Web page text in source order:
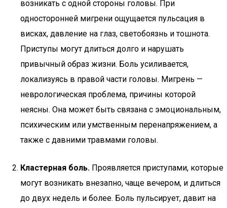
возникать с одной стороны головы. При
односторонней мигрени ощущается пульсация в
висках, давление на глаз, светобоязнь и тошнота.
Приступы могут длиться долго и нарушать
привычный образ жизни. Боль усиливается,
локализуясь в правой части головы. Мигрень —
неврологическая проблема, причины которой
неясны. Она может быть связана с эмоциональным,
психическим или умственным перенапряжением, а
также с давними травмами головы.
Кластерная боль. Проявляется приступами, которые
могут возникать внезапно, чаще вечером, и длиться
до двух недель и более. Боль пульсирует, давит на